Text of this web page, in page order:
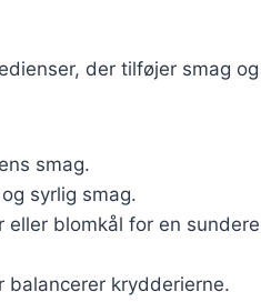
der tilføjer smag og
smag.
syrlig smag.
blomkål for en sundere
balancerer krydderierne.